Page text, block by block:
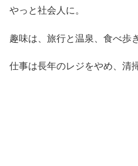
やっと社会人に。
趣味は、旅行と温泉、食べ歩き
仕事は長年のレジをやめ、清